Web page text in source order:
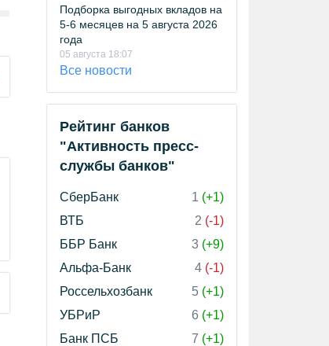
Подборка выгодных вкладов на
5-6 месяцев на 5 августа 2026
года
05 августа 18:07
Все новости
Рейтинг банков
"Активность пресс-
службы банков"
СберБанк 1 (+1)
ВТБ
2 (-1)
ББР Банк
3 (+9)
Альфа-Банк
4 (-1)
Россельхозбанк
5 (+1)
УБРиР
6 (+1)
Банк ПСБ
7 (+1)